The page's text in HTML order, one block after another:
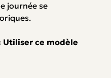
journée se
Utiliser ce modèle